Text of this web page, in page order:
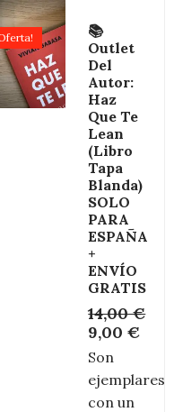
📚
Outlet
Del
Autor:
Haz
Que Te
Lean
(libro
Tapa
Blanda)
SOLO
PARA
ESPAÑA
+
ENVÍO
GRATIS
14,00€
precio
original
era:
14,00 €.
9,00€
Son
ejemplares
con un